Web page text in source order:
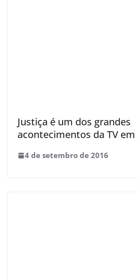
Justiça é um dos grandes
acontecimentos da TV em
4 de setembro de 2016